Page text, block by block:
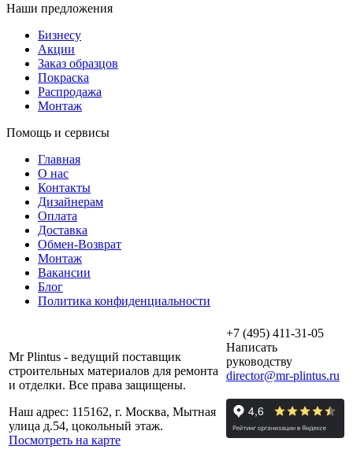
Наши предложения
Бизнесу
Акции
Заказ образцов
Покраска
Распродажа
Монтаж
Помощь и сервисы
Главная
О нас
Контакты
Дизайнерам
Оплата
Доставка
Обмен-Возврат
Монтаж
Вакансии
Блог
Политика конфиденциальности
Mr Plintus - ведущий поставщик
строительных материалов для ремонта
и отделки. Все права защищены.
Наш адрес: 115162, г. Москва, Мытная
улица д.54, цокольный этаж.
Посмотреть на карте
+7 (495) 411-31-05
Написать
руководству
director@mr-plintus.ru